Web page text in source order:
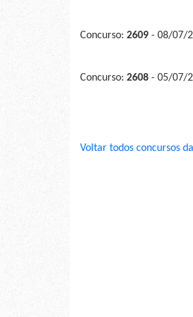
Concurso: 2609 - 08/07/
Concurso: 2608 - 05/07/
Voltar todos concursos